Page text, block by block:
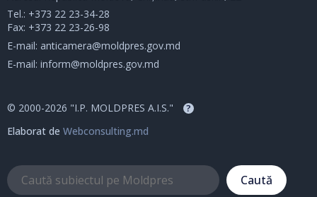
Tel.: +373 22 23-34-28
Fax: +373 22 23-26-98
E-mail: anticamera@moldpres.gov.md
E-mail: inform@moldpres.gov.md
© 2000-2026 "I.P. MOLDPRES A.I.S." ?
Elaborat de Webconsulting.md
Caută